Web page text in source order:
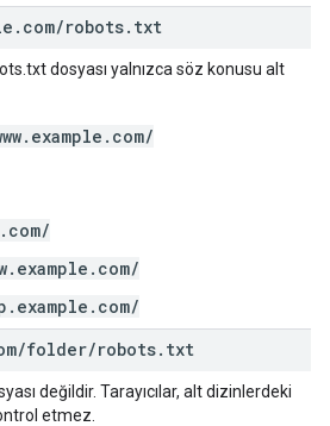
. com/robots. txt
dosyası yalnızca söz konusu alt
/folder/robots. txt
değildir. Tarayıcılar, alt dizinlerdeki
etmez.